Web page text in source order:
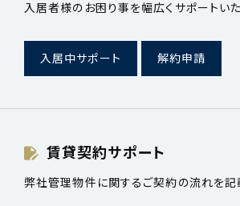
入居者様のお困り事を幅広くサポートいた
入居中サポート 解約申請
賃貸契約サポート
弊社管理物件に関するご契約の流れを記